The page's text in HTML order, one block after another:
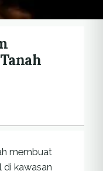
membuat
di kawasan